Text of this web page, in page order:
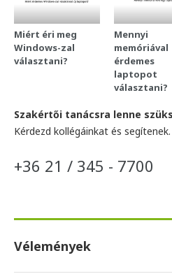
Miért éri meg
Windows-zal
választani?
Mennyi
memóriával
érdemes
laptopot
választani?
Szakértői tanácsra lenne
Kérdezd kollégáinkat és segítenek.
+36 21 / 345 - 7700
Vélemények